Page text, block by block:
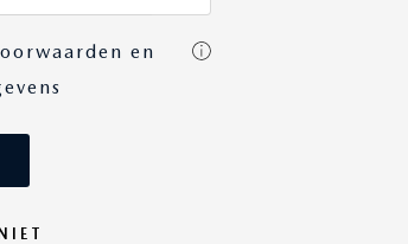
en